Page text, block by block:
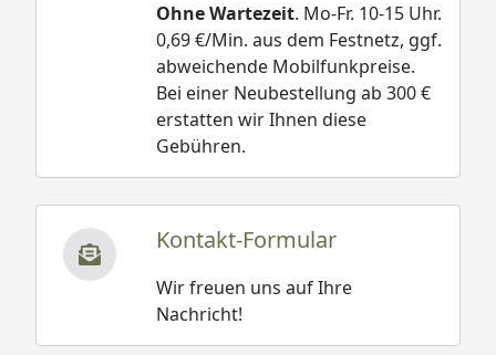
Ohne Wartezeit. Mo-Fr. 10-15 Uhr.
0,69 €/Min. aus dem Festnetz, ggf.
abweichende Mobilfunkpreise.
Bei einer Neubestellung ab 300 €
erstatten wir Ihnen diese
Gebühren.
Kontakt-Formular
Wir freuen uns auf Ihre
Nachricht!